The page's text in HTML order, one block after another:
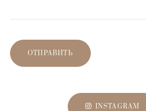
ОТПРАВИТЬ
INSTAGRAM